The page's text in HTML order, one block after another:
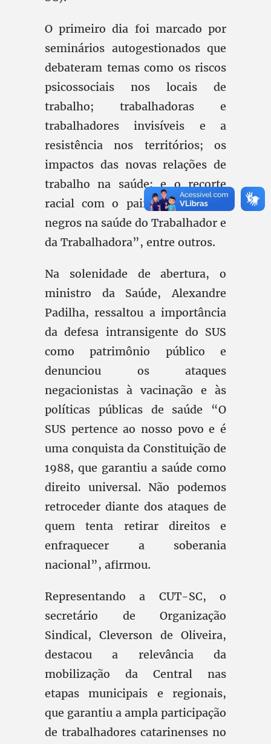
O primeiro dia foi marcado por
seminários autogestionados que
debateram temas como os riscos
psicossociais nos locais de
trabalho; trabalhadoras e
trabalhadores invisíveis e a
resistência nos territórios; os
impactos das novas relações de
trabalho na saúde; e o recorte
racial com o painel “Os povos
negros na saúde do Trabalhador e
da Trabalhadora”, entre outros.
Na solenidade de abertura, o
ministro da Saúde, Alexandre
Padilha, ressaltou a importância
da defesa intransigente do SUS
como patrimônio público e
denunciou os ataques
negacionistas à vacinação e às
políticas públicas de saúde “O
SUS pertence ao nosso povo e é
uma conquista da Constituição de
1988, que garantiu a saúde como
direito universal. Não podemos
retroceder diante dos ataques de
quem tenta retirar direitos e
enfraquecer a soberania
nacional”, afirmou.
Representando a CUT-SC, o
secretário de Organização
Sindical, Cleverson de Oliveira,
destacou a relevância da
mobilização da Central nas
etapas municipais e regionais,
que garantiu a ampla participação
de trabalhadores catarinenses no